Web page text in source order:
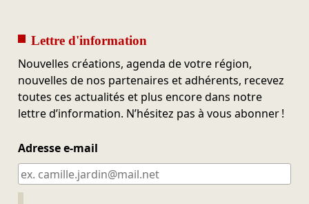
Lettre d'information
Nouvelles créations, agenda de votre région,
nouvelles de nos partenaires et adhérents, recevez
toutes ces actualités et plus encore dans notre
lettre d’information. N’hésitez pas à vous abonner !
Adresse e-mail